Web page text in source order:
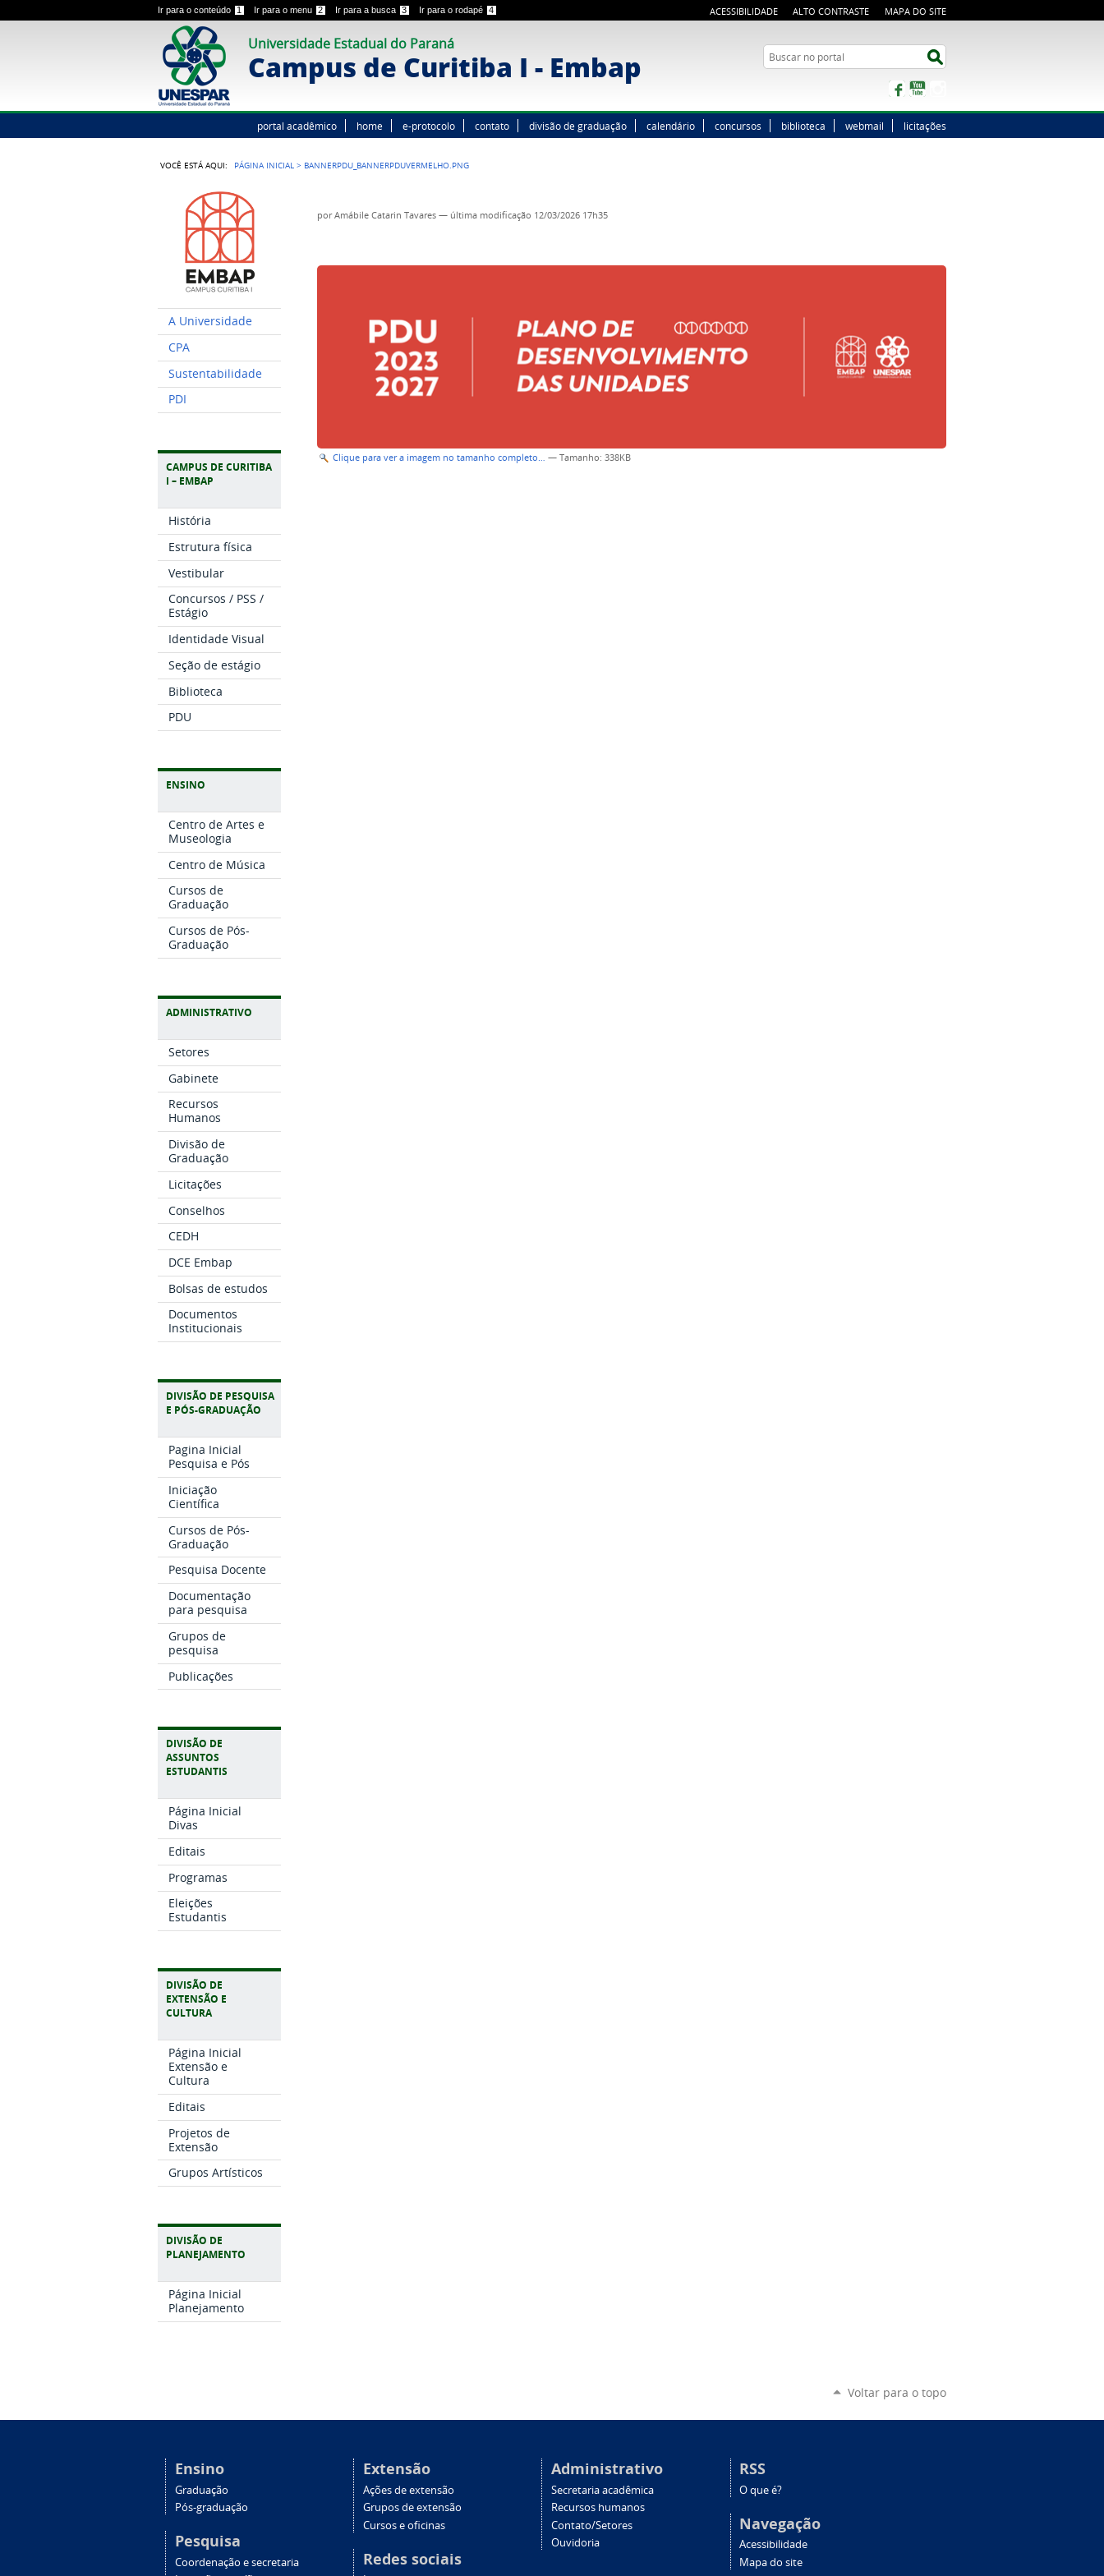
Ir para o conteúdo 1 Ir para o menu 2 Ir para a busca 3 Ir para o rodapé 4 ACESSIBILIDADE ALTO CONTRASTE MAPA DO SITE
Universidade Estadual do Paraná
Campus de Curitiba I - Embap Buscar no portal
Facebook
portal acadêmico home e-protocolo contato divisão de graduação calendário concursos biblioteca webmail licitações
VOCÊ ESTÁ AQUI: PÁGINA INICIAL > BANNERPDU_BANNERPDUVERMELHO.PNG
A Universidade
CPA
Sustentabilidade
PDI
CAMPUS DE CURITIBA
I – EMBAP
História
Estrutura física
Vestibular
Concursos / PSS /
Estágio
Identidade Visual
Seção de estágio
Biblioteca
PDU
ENSINO
Centro de Artes e
Museologia
Centro de Música
Cursos de
Graduação
Cursos de Pós-
Graduação
ADMINISTRATIVO
Setores
Gabinete
Recursos
Humanos
Divisão de
Graduação
Licitações
Conselhos
CEDH
DCE Embap
Bolsas de estudos
Documentos
Institucionais
DIVISÃO DE PESQUISA
E PÓS-GRADUAÇÃO
Pagina Inicial
Pesquisa e Pós
Iniciação
Científica
Cursos de Pós-
Graduação
Pesquisa Docente
Documentação
para pesquisa
Grupos de
pesquisa
Publicações
DIVISÃO DE
ASSUNTOS
ESTUDANTIS
Página Inicial
Divas
Editais
Programas
Eleições
Estudantis
DIVISÃO DE
EXTENSÃO E
CULTURA
Página Inicial
Extensão e
Cultura
Editais
Projetos de
Extensão
Grupos Artísticos
DIVISÃO DE
PLANEJAMENTO
Página Inicial
Planejamento
porAmábile Catarin Tavares — última modificação 12/03/2026 17h35
Clique para ver a imagem no tamanho completo… —Tamanho: 338KB
Voltar para o topo
Ensino
Graduação
Pós-graduação
Pesquisa
Coordenação e secretaria
Extensão
Ações de extensão
Grupos de extensão
Cursos e oficinas
Redes sociais
Administrativo
Secretaria acadêmica
Recursos humanos
Contato/Setores
Ouvidoria
RSS
O que é?
Navegação
Acessibilidade
Mapa do site